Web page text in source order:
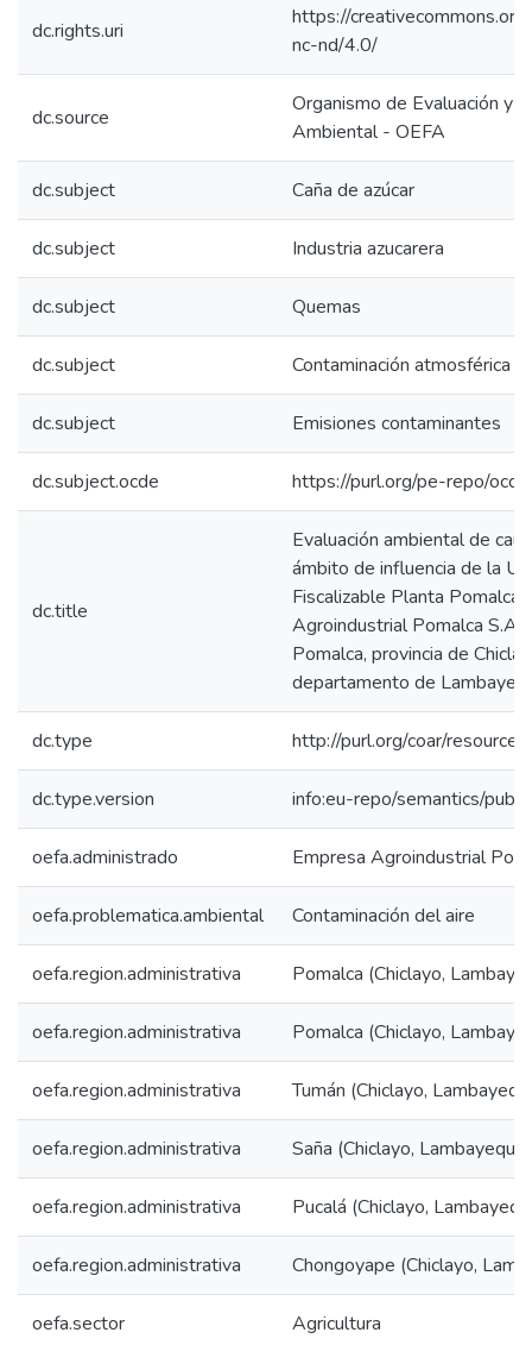
dc.rights.uri
https://
nc-nd/4.0/
dc.source
Organismo de Evaluación y
Ambiental - OEFA
dc.subject Caña de azúcar
dc.subject Industria azucarera
dc.subject Quemas
dc.subject Contaminación atmosférica
dc.subject Emisiones contaminantes
dc.subject.ocde https://purl.org/pe-repo/
dc.title
Evaluación ambiental de
ámbito de influencia de la
Fiscalizable Planta Pomalca
Agroindustrial Pomalca
Pomalca, provincia de
departamento de
dc.type http://purl.org/coar/
dc.type.version info:eu-repo/semantics/
oefa.administrado Empresa Agroindustrial
oefa.problematica.ambiental Contaminación del aire
oefa.region.administrativa Pomalca (Chiclayo,
oefa.region.administrativa Pomalca (Chiclayo,
oefa.region.administrativa Tumán (Chiclayo,
oefa.region.administrativa Saña (Chiclayo, Lambayeque)
oefa.region.administrativa Pucalá (Chiclayo,
oefa.region.administrativa Chongoyape (Chiclayo,
oefa.sector Agricultura